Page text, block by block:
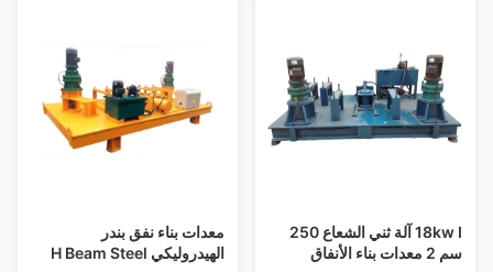
18kw I آلة ثني الشعاع 250
سم 2 معدات بناء الأنفاق
معدات بناء نفق بندر
الهيدروليكي H Beam Steel